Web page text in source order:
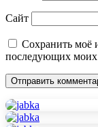
Сайт
Сохранить моё
последующих моих